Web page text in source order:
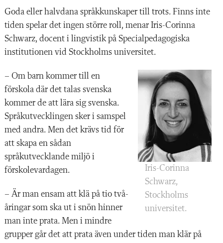
Goda eller halvdana språkkunskaper till trots. Finns inte
tiden spelar det ingen större roll, menar Iris-Corinna
Schwarz, docent i lingvistik på Specialpedagogiska
institutionen vid Stockholms universitet.
Iris-Corinna
Schwarz,
Stockholms
universitet.
– Om barn kommer till en
förskola där det talas svenska
kommer de att lära sig svenska.
Språkutvecklingen sker i samspel
med andra. Men det krävs tid för
att skapa en sådan
språkutvecklande miljö i
förskolevardagen.
– Är man ensam att klä på tio två­
åringar som ska ut i snön hinner
man inte prata. Men i mindre
grupper går det att prata även under tiden man klär på